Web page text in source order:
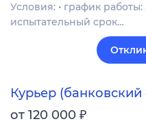
Условия: • график работы:
испытательный срок…
Курьер (банковский
от 120 000 ₽